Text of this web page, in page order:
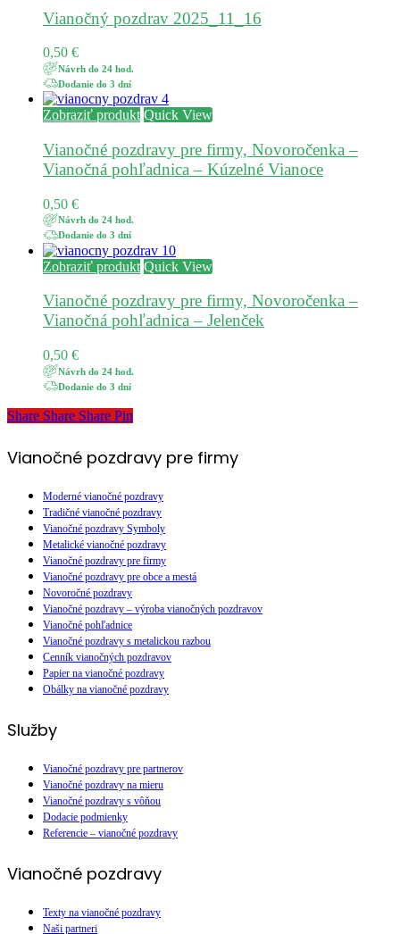
Vianočný pozdrav 2025_11_16
0,50 €
Návrh do 24 hod.
Dodanie do 3 dní
Zobraziť produkt Quick View
Vianočné pozdravy pre firmy, Novoročenka –
Vianočná pohľadnica – Kúzelné Vianoce
0,50 €
Návrh do 24 hod.
Dodanie do 3 dní
Zobraziť produkt Quick View
Vianočné pozdravy pre firmy, Novoročenka –
Vianočná pohľadnica – Jelenček
0,50 €
Návrh do 24 hod.
Dodanie do 3 dní
Share
Share Share Share Pin
Vianočné pozdravy pre firmy
Moderné vianočné pozdravy
Tradičné vianočné pozdravy
Vianočné pozdravy Symboly
Metalické vianočné pozdravy
Vianočné pozdravy pre firmy
Vianočné pozdravy pre obce a mestá
Novoročné pozdravy
Vianočné pozdravy – výroba vianočných pozdravov
Vianočné pohľadnice
Vianočné pozdravy s metalickou razbou
Cenník vianočných pozdravov
Papier na vianočné pozdravy
Obálky na vianočné pozdravy
Služby
Vianočné pozdravy pre partnerov
Vianočné pozdravy na mieru
Vianočné pozdravy s vôňou
Dodacie podmienky
Referencie – vianočné pozdravy
Vianočné pozdravy
Texty na vianočné pozdravy
Naši partneri